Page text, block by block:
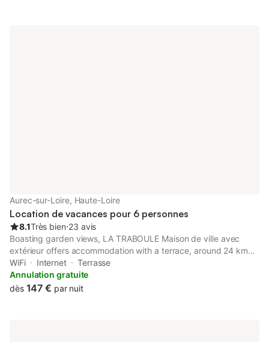
Aurec-sur-Loire, Haute-Loire
Location de vacances pour 6 personnes
8.1Très bien⋅23 avis
Boasting garden views, LA TRABOULE Maison de ville avec
extérieur offers accommodation with a terrace, around 24 km
from Zénith de Saint-Etienne. There is an in-house restaurant,
plus free private parking and free WiFi are available.
WiFi Internet
Terrasse
Annulation gratuite
dès 147 € par nuit